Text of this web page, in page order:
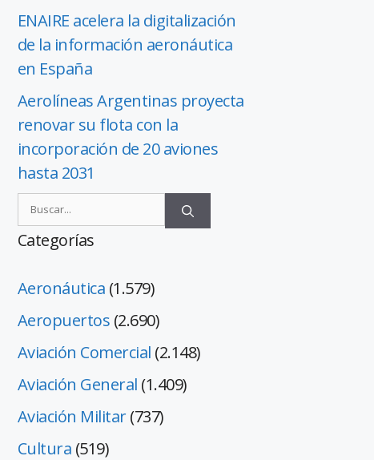
ENAIRE acelera la digitalización
de la información aeronáutica
en España
Aerolíneas Argentinas proyecta
renovar su flota con la
incorporación de 20 aviones
hasta 2031
Categorías
Aeronáutica (1.579)
Aeropuertos (2.690)
Aviación Comercial (2.148)
Aviación General (1.409)
Aviación Militar(737)
Cultura (519)